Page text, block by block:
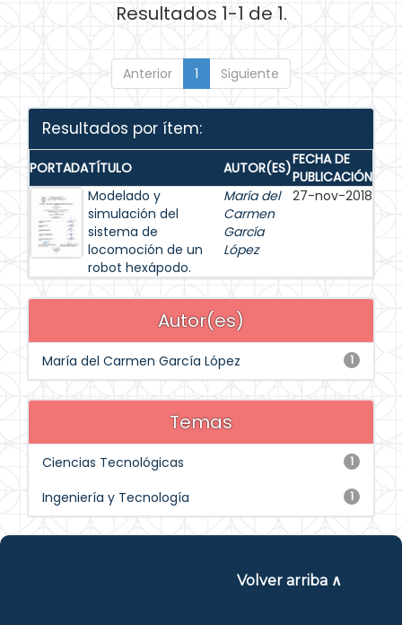
Resultados 1-1 de 1.
Anterior 1 Siguiente
Resultados por ítem:
PORTADATÍTULO AUTOR(ES)FECHA DE
PUBLICACIÓN
Modelado y
simulación del
sistema de
locomoción de un
robot hexápodo.
María del
Carmen
García
López
27-nov-2018
Autor(es)
1
María del Carmen García López
Temas
1
Ciencias Tecnológicas
1
Ingeniería y Tecnología
Volver arriba ∧